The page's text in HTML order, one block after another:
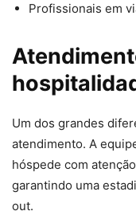
Profissionais em
Um dos grandes
atendimento. A
hóspede com
garantindo uma
out.